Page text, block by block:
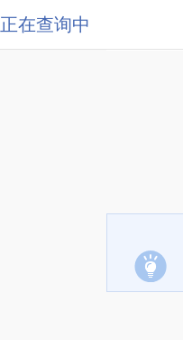
正在查询中